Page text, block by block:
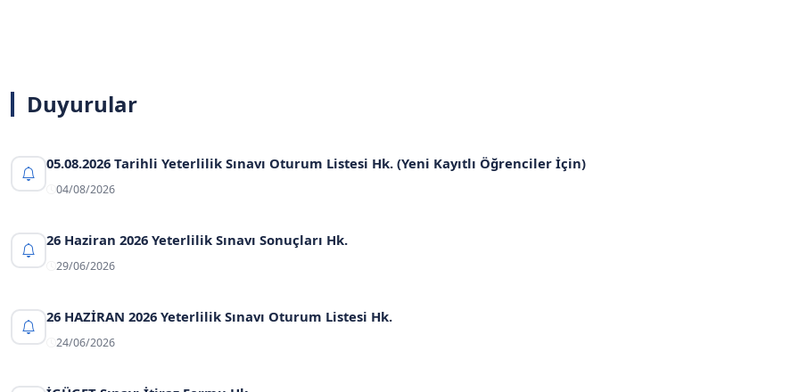
Duyurular
05.08.2026 Tarihli Yeterlilik Sınavı Oturum Listesi Hk. (Yeni Kayıtlı Öğrenciler İçin)
04/08/2026
26 Haziran 2026 Yeterlilik Sınavı Sonuçları Hk.
29/06/2026
26 HAZİRAN 2026 Yeterlilik Sınavı Oturum Listesi Hk.
24/06/2026